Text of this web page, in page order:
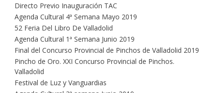
Directo Previo Inauguración TAC
Agenda Cultural 4ª Semana Mayo 2019
52 Feria Del Libro De Valladolid
Agenda Cultural 1ª Semana Junio 2019
Final del Concurso Provincial de Pinchos de Valladolid 2019
Pincho de Oro. XXI Concurso Provincial de Pinchos.
Valladolid
Festival de Luz y Vanguardias